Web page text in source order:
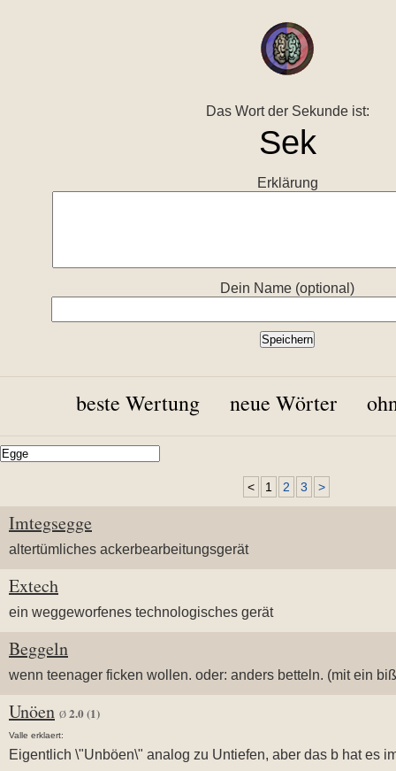
Das Wort der Sekunde ist:
Erklärung
Dein Name (optional)
beste Wertung neue Wörter
< 1 2 3 >
Imtegsegge
altertümliches ackerbearbeitungsgerät
Extech
ein weggeworfenes technologisches gerät
Beggeln
wenn teenager ficken wollen. oder: anders betteln. (mit ein
Unöen Ø 2.0(1)
Valle erklaert:
Eigentlich \"Unböen\" analog zu Untiefen, aber das b hat es